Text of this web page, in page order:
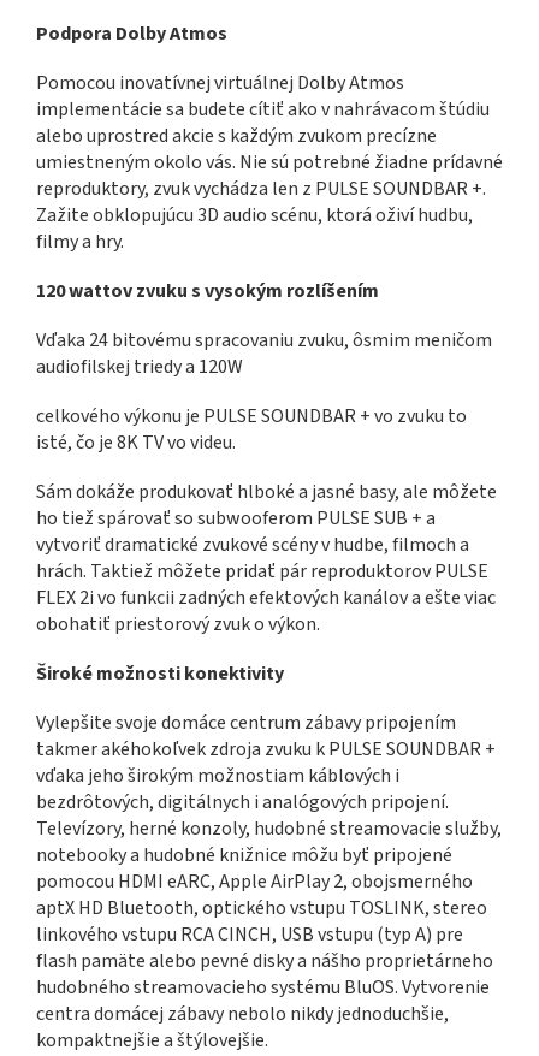
Podpora Dolby Atmos
Pomocou inovatívnej virtuálnej Dolby Atmos
implementácie sa budete cítiť ako v nahrávacom štúdiu
alebo uprostred akcie s každým zvukom precízne
umiestneným okolo vás. Nie sú potrebné žiadne prídavné
reproduktory, zvuk vychádza len z PULSE SOUNDBAR +.
Zažite obklopujúcu 3D audio scénu, ktorá oživí hudbu,
filmy a hry.
120 wattov zvuku s vysokým rozlíšením
Vďaka 24 bitovému spracovaniu zvuku, ôsmim meničom
audiofilskej triedy a 120W
celkového výkonu je PULSE SOUNDBAR + vo zvuku to
isté, čo je 8K TV vo videu.
Sám dokáže produkovať hlboké a jasné basy, ale môžete
ho tiež spárovať so subwooferom PULSE SUB + a
vytvoriť dramatické zvukové scény v hudbe, filmoch a
hrách. Taktiež môžete pridať pár reproduktorov PULSE
FLEX 2i vo funkcii zadných efektových kanálov a ešte viac
obohatiť priestorový zvuk o výkon.
Široké možnosti konektivity
Vylepšite svoje domáce centrum zábavy pripojením
takmer akéhokoľvek zdroja zvuku k PULSE SOUNDBAR +
vďaka jeho širokým možnostiam káblových i
bezdrôtových, digitálnych i analógových pripojení.
Televízory, herné konzoly, hudobné streamovacie služby,
notebooky a hudobné knižnice môžu byť pripojené
pomocou HDMI eARC, Apple AirPlay 2, obojsmerného
aptX HD Bluetooth, optického vstupu TOSLINK, stereo
linkového vstupu RCA CINCH, USB vstupu (typ A) pre
flash pamäte alebo pevné disky a nášho proprietárneho
hudobného streamovacieho systému BluOS. Vytvorenie
centra domácej zábavy nebolo nikdy jednoduchšie,
kompaktnejšie a štýlovejšie.